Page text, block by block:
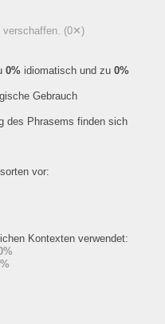
verschaffen. (0✕)
0% idiomatisch und zu 0%
Gebrauch
des Phrasems finden sich
vor:
Kontexten verwendet: